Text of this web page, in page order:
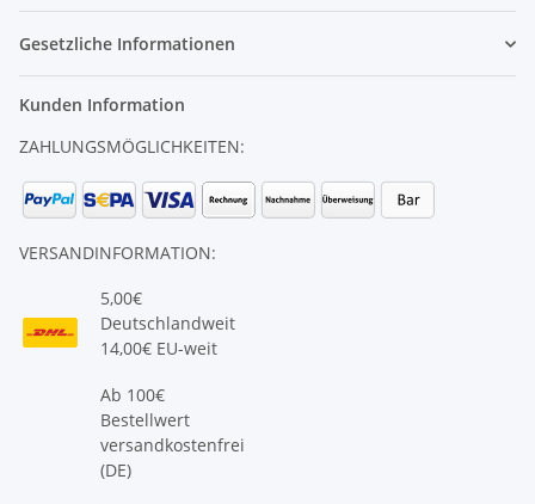
Gesetzliche Informationen
Kunden Information
ZAHLUNGSMÖGLICHKEITEN:
VERSANDINFORMATION:
5,00€
Deutschlandweit
14,00€ EU-weit
Ab 100€
Bestellwert
versandkostenfrei
(DE)